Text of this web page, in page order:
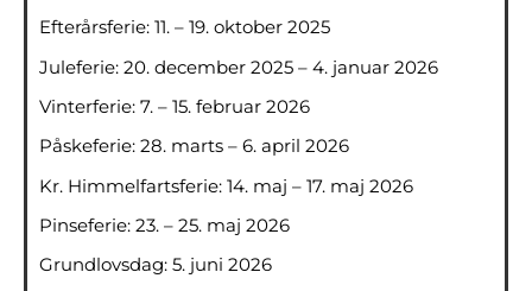
Efterårsferie: 11. – 19. oktober 2025
Juleferie: 20. december 2025 – 4. januar 2026
Vinterferie: 7. – 15. februar 2026
Påskeferie: 28. marts – 6. april 2026
Kr. Himmelfartsferie: 14. maj – 17. maj 2026
Pinseferie: 23. – 25. maj 2026
Grundlovsdag: 5. juni 2026